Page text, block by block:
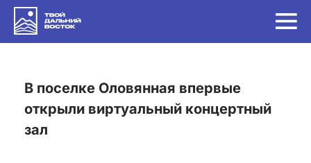
в поселке Оловянная впервые
открыли виртуальный концертный
зал